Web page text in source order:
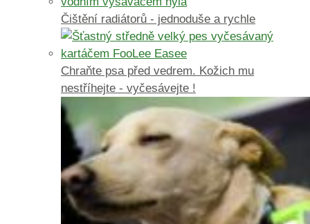
Čištění radiátorů - jednoduše a rychle
Chraňte psa před vedrem. Kožich mu
nestříhejte - vyčesávejte !